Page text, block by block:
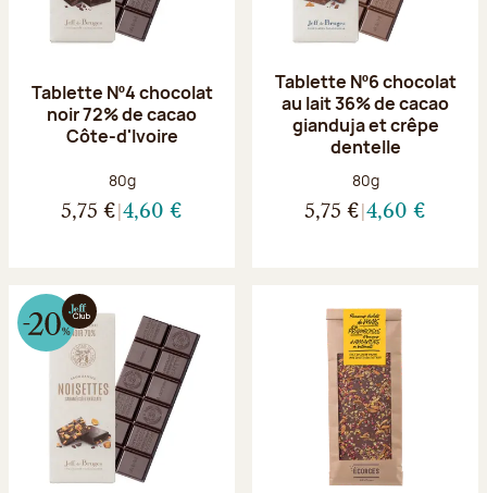
Tablette Nº4 chocolat
noir 72% de cacao
Côte-d'Ivoire
Poids net :
80g
5,75 € 4,60 €
Tablette Nº6 chocolat
au lait 36% de cacao
gianduja et crêpe
dentelle
Poids net :
80g
5,75 € 4,60 €